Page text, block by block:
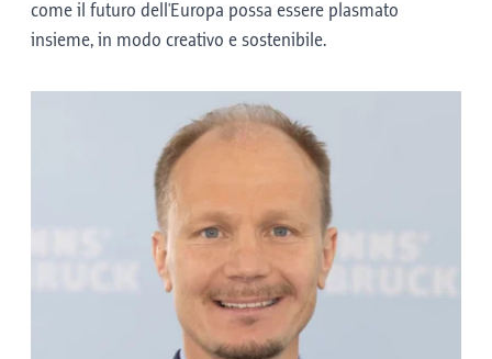
come il futuro dell'Europa possa essere plasmato
insieme, in modo creativo e sostenibile.